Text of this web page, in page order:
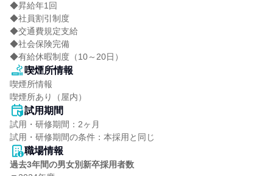
◆昇給年1回
◆社員割引制度
◆交通費規定支給
◆社会保険完備
◆有給休暇制度（10～20日）
喫煙所情報
喫煙所情報
喫煙所あり（屋内）
試用期間
試用・研修期間：2ヶ月
職場情報
過去3年間の男女別新卒採用者数